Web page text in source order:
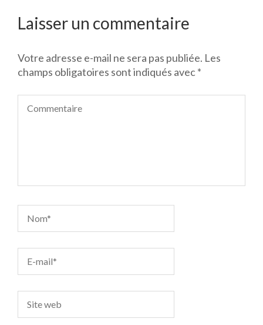
Laisser un commentaire
Votre adresse e-mail ne sera pas publiée. Les
champs obligatoires sont indiqués avec*